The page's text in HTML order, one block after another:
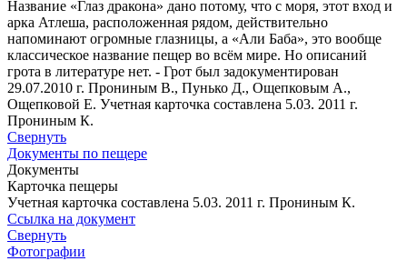
Название «Глаз дракона» дано потому, что с моря, этот вход и
арка Атлеша, расположенная рядом, действительно
напоминают огромные глазницы, а «Али Баба», это вообще
классическое название пещер во всём мире. Но описаний
грота в литературе нет. - Грот был задокументирован
29.07.2010 г. Прониным В., Пунько Д., Ощепковым А.,
Ощепковой Е. Учетная карточка составлена 5.03. 2011 г.
Прониным К.
Свернуть
Документы по пещере
Документы
Карточка пещеры
Учетная карточка составлена 5.03. 2011 г. Прониным К.
Ссылка на документ
Свернуть
Фотографии